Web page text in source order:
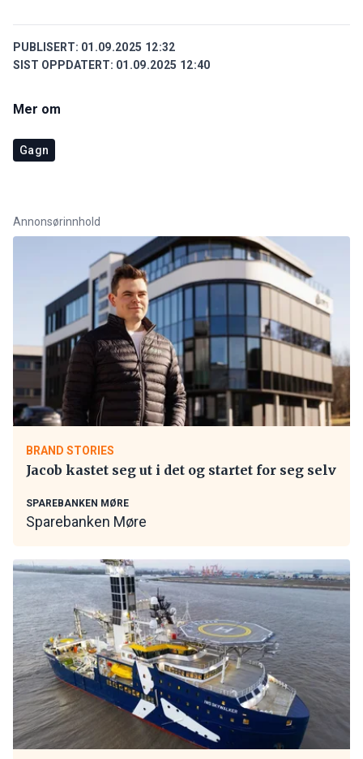
PUBLISERT: 01.09.2025 12:32
SIST OPPDATERT: 01.09.2025 12:40
Mer om
Gagn
Annonsørinnhold
BRAND STORIES
Jacob kastet seg ut i det og startet for seg selv
SPAREBANKEN MØRE
Sparebanken Møre